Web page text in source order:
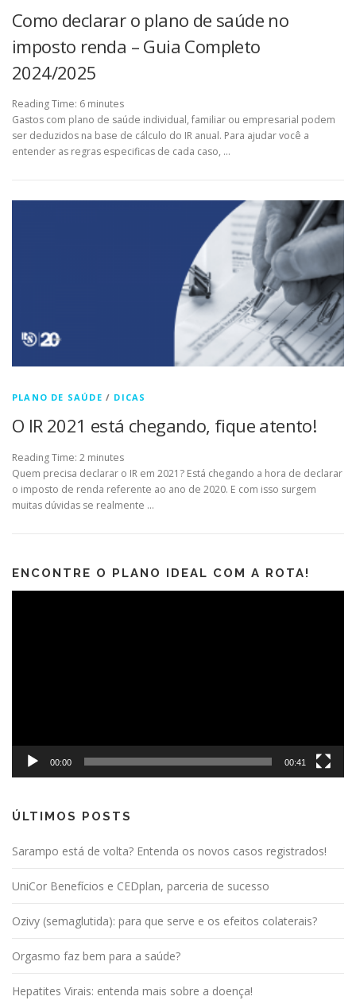
Como declarar o plano de saúde no
imposto renda – Guia Completo
2024/2025
Reading Time: 6 minutes
Gastos com plano de saúde individual, familiar ou empresarial podem
ser deduzidos na base de cálculo do IR anual. Para ajudar você a
entender as regras especificas de cada caso, …
PLANO DE SAÚDE / DICAS
O IR 2021 está chegando, fique atento!
Reading Time: 2 minutes
Quem precisa declarar o IR em 2021? Está chegando a hora de declarar
o imposto de renda referente ao ano de 2020. E com isso surgem
muitas dúvidas se realmente …
ENCONTRE O PLANO IDEAL COM A ROTA!
00:00 00:41
ÚLTIMOS POSTS
Sarampo está de volta? Entenda os novos casos registrados!
UniCor Benefícios e CEDplan, parceria de sucesso
Ozivy (semaglutida): para que serve e os efeitos colaterais?
Orgasmo faz bem para a saúde?
Hepatites Virais: entenda mais sobre a doença!